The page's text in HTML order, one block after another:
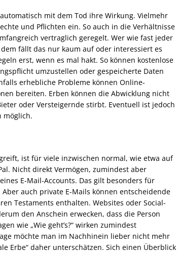
mit dem Tod ihre Wirkung. Vielmehr
und Pflichten ein. So auch in die Verhältnisse
vertraglich geregelt. Wer wie fast jeder
fällt das nur kaum auf oder interessiert es
erst, wenn es mal hakt. So können kostenlose
umzustellen oder gespeicherte Daten
erhebliche Probleme können Online-
bereiten. Erben können die Abwicklung nicht
oder Versteigernde stirbt. Eventuell ist jedoch
möglich.
ist für viele inzwischen normal, wie etwa auf
Nicht direkt Vermögen, zumindest aber
E-Mail-Accounts. Das gilt besonders für
auch private E-Mails können entscheidende
Testaments enthalten. Websites oder Social-
den Anschein erwecken, dass die Person
wie „Wie geht’s?“ wirken zumindest
möchte man im Nachhinein lieber nicht mehr
Erbe“ daher unterschätzen. Sich einen Überblick